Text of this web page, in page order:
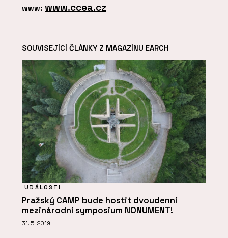
www: www.ccea.cz
SOUVISEJÍCÍ ČLÁNKY Z MAGAZÍNU EARCH
UDÁLOSTI
Pražský CAMP bude hostit dvoudenní
mezinárodní symposium NONUMENT!
31. 5. 2019